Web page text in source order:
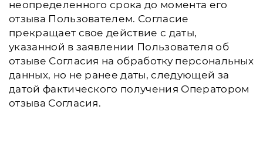
неопределенного срока до момента его
отзыва Пользователем. Согласие
прекращает свое действие с даты,
указанной в заявлении Пользователя об
отзыве Согласия на обработку персональных
данных, но не ранее даты, следующей за
датой фактического получения Оператором
отзыва Согласия.